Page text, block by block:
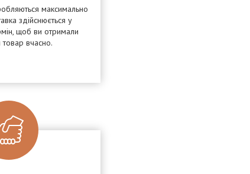
максимально
здійснюється у
щоб ви отримали
товар вчасно.